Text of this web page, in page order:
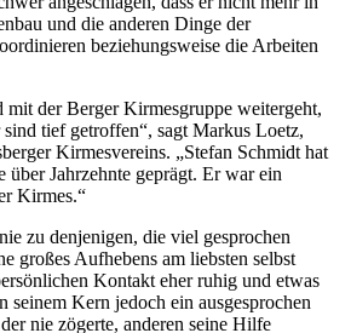
und die anderen Dinge der
beziehungsweise die Arbeiten
mit der Berger Kirmesgruppe weitergeht,
tief getroffen“, sagt Markus Loetz,
Kirmesvereins. „Stefan Schmidt hat
über Jahrzehnte geprägt. Er war ein
Kirmes.“
zu denjenigen, die viel gesprochen
großes Aufhebens am liebsten selbst
Kontakt eher ruhig und etwas
seinem Kern jedoch ein ausgesprochen
nie zögerte, anderen seine Hilfe